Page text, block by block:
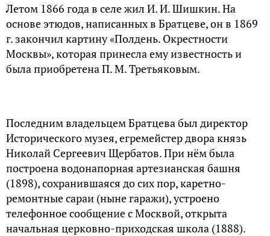
Летом 1866 года в селе жил И. И. Шишкин. На
основе этюдов, написанных в Братцеве, он в 1869
г. закончил картину «Полдень. Окрестности
Москвы», которая принесла ему известность и
была приобретена П. М. Третьяковым.
Последним владельцем Братцева был директор
Исторического музея, егремейстер двора князь
Николай Сергеевич Щербатов. При нём была
построена водонапорная артезианская башня
(1898), сохранившаяся до сих пор, каретно-
ремонтные сараи (ныне гаражи), устроено
телефонное сообщение с Москвой, открыта
начальная церковно-приходская школа (1888).